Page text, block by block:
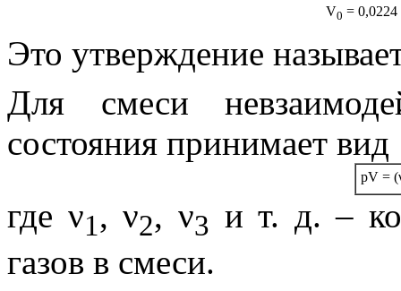
V0 = 0,0224
Это утверждение
Для смеси
состояния принимает вид
pV=
где ν1,ν2, ν3 и т. д. –
газов в смеси.